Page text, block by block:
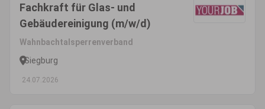
Fachkraft für Glas- und
Gebäudereinigung (m/w/d)
Wahnbachtalsperrenverband
Siegburg
24.07.2026